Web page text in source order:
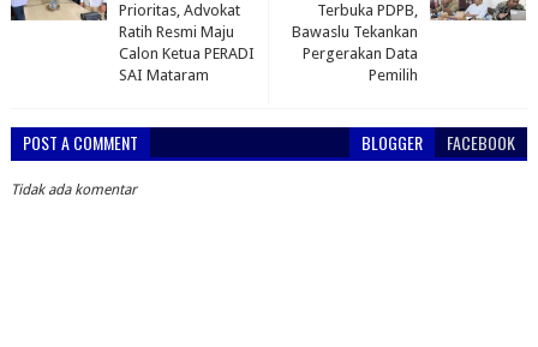
Terbuka PDPB,
Bawaslu Tekankan
Pergerakan Data
Pemilih
Prioritas, Advokat
Ratih Resmi Maju
Calon Ketua PERADI
SAI Mataram
POST A COMMENT BLOGGER FACEBOOK
Tidak ada komentar